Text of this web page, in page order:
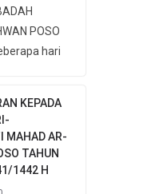
POSO
hari
KEPADA
MAHAD AR-
TAHUN
1442 H